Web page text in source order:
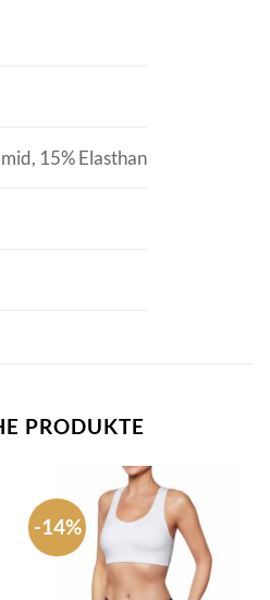
15% Elasthan
PRODUKTE
-14%